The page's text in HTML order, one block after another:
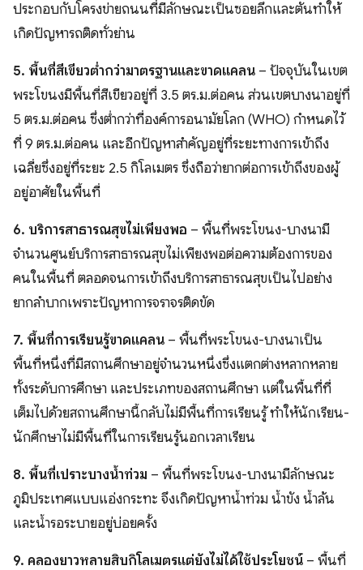
ประกอบกับโครงข่ายถนนที่มีลักษณะเป็นซอยลึกและตันทำให้
เกิดปัญหารถติดทั่วย่าน
5. พื้นที่สีเขียวต่ำกว่ามาตรฐานและขาดแคลน – ปัจจุบันในเขต
พระโขนงมีพื้นที่สีเขียวอยู่ที่ 3.5 ตร.ม.ต่อคน ส่วนเขตบางนาอยู่ที่
5 ตร.ม.ต่อคน ซึ่งต่ำกว่าที่องค์การอนามัยโลก (WHO) กำหนดไว้
ที่ 9 ตร.ม.ต่อคน และอีกปัญหาสำคัญอยู่ที่ระยะทางการเข้าถึง
เฉลี่ยซึ่งอยู่ที่ระยะ 2.5 กิโลเมตร ซึ่งถือว่ายากต่อการเข้าถึงของผู้
อยู่อาศัยในพื้นที่
6. บริการสาธารณสุขไม่เพียงพอ – พื้นที่พระโขนง-บางนามี
จำนวนศูนย์บริการสาธารณสุขไม่เพียงพอต่อความต้องการของ
คนในพื้นที่ ตลอดจนการเข้าถึงบริการสาธารณสุขเป็นไปอย่าง
ยากลำบากเพราะปัญหาการจราจรติดขัด
7. พื้นที่การเรียนรู้ขาดแคลน – พื้นที่พระโขนง-บางนาเป็น
พื้นที่หนึ่งที่มีสถานศึกษาอยู่จำนวนหนึ่งซึ่งแตกต่างหลากหลาย
ทั้งระดับการศึกษา และประเภทของสถานศึกษา แต่ในพื้นที่ที่
เต็มไปด้วยสถานศึกษานี้กลับไม่มีพื้นที่การเรียนรู้ ทำให้นักเรียน-
นักศึกษาไม่มีพื้นที่ในการเรียนรู้นอกเวลาเรียน
8. พื้นที่เปราะบางน้ำท่วม – พื้นที่พระโขนง-บางนามีลักษณะ
ภูมิประเทศแบบแอ่งกระทะ จึงเกิดปัญหาน้ำท่วม น้ำขัง น้ำล้น
และน้ำรอระบายอยู่บ่อยครั้ง
9. คลองยาวหลายสิบกิโลเมตรแต่ยังไม่ได้ใช้ประโยชน์ – พื้นที่